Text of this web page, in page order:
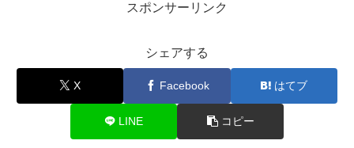
スポンサーリンク
シェアする
X Facebook はてブ
LINE コピー